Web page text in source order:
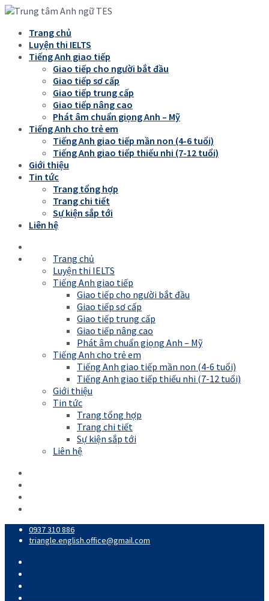
Trang chủ
Luyện thi IELTS
Tiếng Anh giao tiếp
Giao tiếp cho người bắt đầu
Giao tiếp sơ cấp
Giao tiếp trung cấp
Giao tiếp nâng cao
Phát âm chuẩn giọng Anh – Mỹ
Tiếng Anh cho trẻ em
Tiếng Anh giao tiếp mần non (4-6 tuổi)
Tiếng Anh giao tiếp thiếu nhi (7-12 tuổi)
Giới thiệu
Tin tức
Trang tổng hợp
Trang chi tiết
Sự kiện sắp tới
Liên hệ
Trang chủ
Luyện thi IELTS
Tiếng Anh giao tiếp
Giao tiếp cho người bắt đầu
Giao tiếp sơ cấp
Giao tiếp trung cấp
Giao tiếp nâng cao
Phát âm chuẩn giọng Anh – Mỹ
Tiếng Anh cho trẻ em
Tiếng Anh giao tiếp mần non (4-6 tuổi)
Tiếng Anh giao tiếp thiếu nhi (7-12 tuổi)
Giới thiệu
Tin tức
Trang tổng hợp
Trang chi tiết
Sự kiện sắp tới
Liên hệ
0937 310 886
triangle.english.office@gmail.com